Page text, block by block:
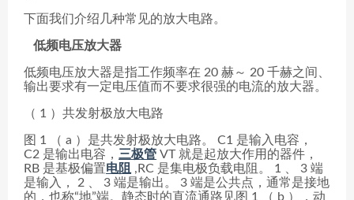
下面我们介绍几种常见的放大电路。
低频电压放大器
低频电压放大器是指工作频率在 20 赫～ 20 千赫之间、
输出要求有一定电压值而不要求很强的电流的放大器。
（ 1 ）共发射极放大电路
图 1 （ a ）是共发射极放大电路。 C1 是输入电容，
C2 是输出电容， 三极管 VT 就是起放大作用的器件，
RB 是基极偏置电阻 ,RC 是集电极负载电阻。 1 、 3 端
是输入， 2 、 3 端是输出。 3 端是公共点，通常是接地
的，也称“地”端。静态时的直流通路见图 1 （ b ），动